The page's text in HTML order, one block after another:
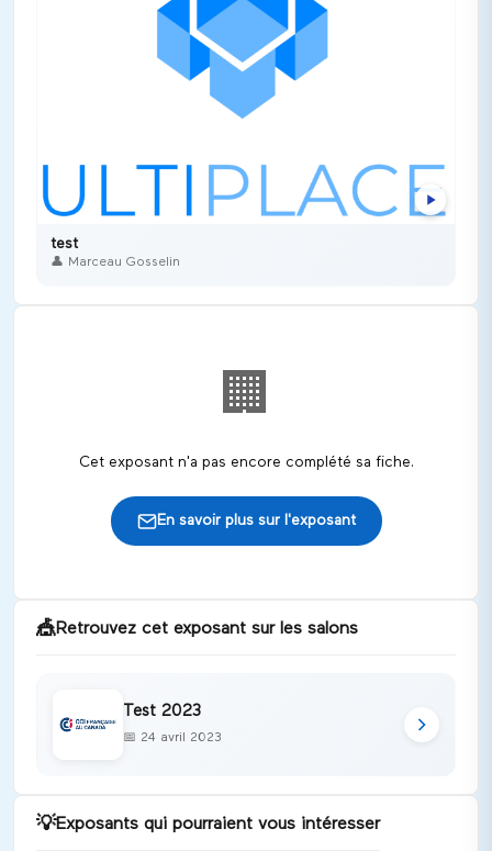
test
👤 Marceau Gosselin
🏢
Cet exposant n'a pas encore complété sa fiche.
En savoir plus sur l'exposant
🎪Retrouvez cet exposant sur les salons
Test 2023
📅 24 avril 2023
💡Exposants qui pourraient vous intéresser